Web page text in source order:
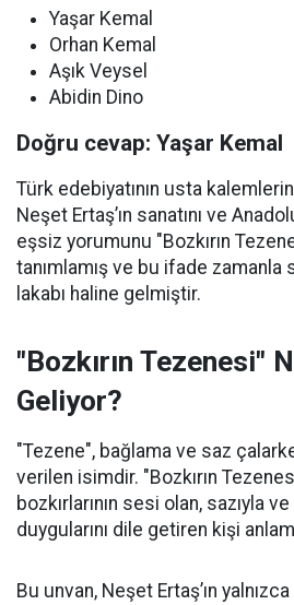
Yaşar Kemal
Orhan Kemal
Aşık Veysel
Abidin Dino
Doğru cevap: Yaşar Kemal
Türk edebiyatının usta
Neşet Ertaş’ın sanatını ve
eşsiz yorumunu "Bozkırın
tanımlamış ve bu ifade zamanla
lakabı haline gelmiştir.
"Bozkırın Tezenesi"
Geliyor?
"Tezene", bağlama ve saz
verilen isimdir. "Bozkırın
bozkırlarının sesi olan, sazıyla
duygularını dile getiren kişi
Bu unvan, Neşet Ertaş’ın